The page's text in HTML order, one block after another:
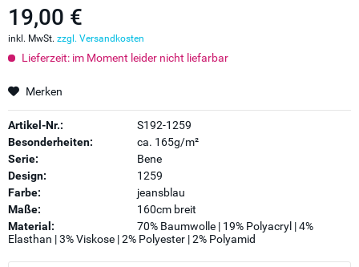
19,00 €
inkl. MwSt. zzgl. Versandkosten
Lieferzeit: im Moment leider nicht liefarbar
Merken
Artikel-Nr.:
S192-1259
Besonderheiten:
ca. 165g/m²
Serie:
Bene
Design:
1259
Farbe:
jeansblau
Maße:
160cm breit
Material:
70% Baumwolle | 19% Polyacryl | 4%
Elasthan | 3% Viskose | 2% Polyester | 2% Polyamid